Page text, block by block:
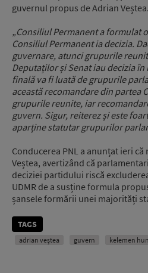
guvernul propus de Adrian Veștea.
„Consiliul Permanent a formulat
Consiliul Permanent ia decizia.
guvernare, atunci grupurile
Deputaților și Senat iau decizia
finală va fi luată de grupurile
această recomandare din partea
grupurile reunite, iar
guvern. Sigur, reiterez și este
aparține statutar grupurilor
Conducerea PNL a anunțat ieri
Veștea, avertizând că
deciziei partidului riscă
UDMR de a susține formula
șansele formării unei majorități
TAGS
adrian veștea guvern kelemen